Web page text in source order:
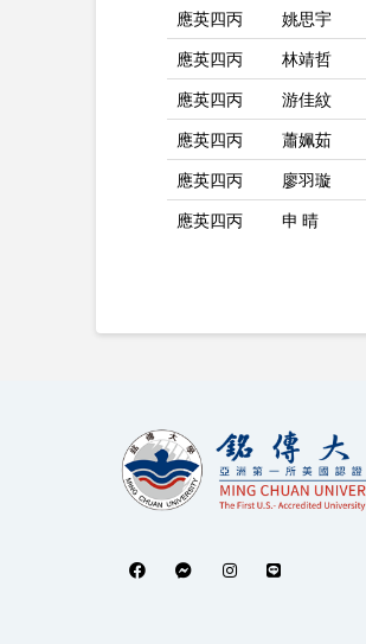
應英四丙 姚思宇
應英四丙
林靖哲
應英四丙
游佳紋
應英四丙
蕭姵茹
應英四丙
廖羽璇
應英四丙
申 晴